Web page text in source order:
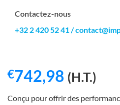
Contactez-nous
+32 2 420 52 41/
€742,98 (H.T.)
Conçu pour offrir des